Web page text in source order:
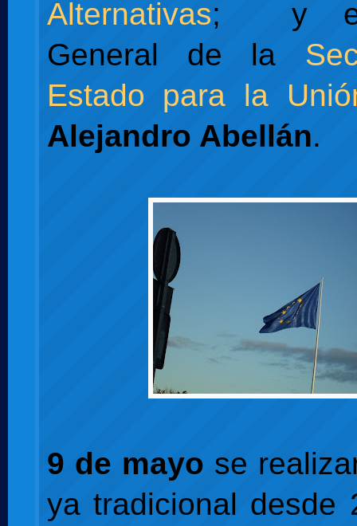
Alternativas; y el
General de la
Estado para la
Alejandro Abellán.
9 de mayo se
ya tradicional desde